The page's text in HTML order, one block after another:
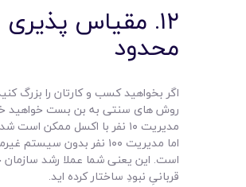
۱۲. مقیاس پذیری
محدود
اگر بخواهید کسب و کارتان را بزرگ
روش های سنتی به بن بست خواهید
مدیریت ۱۰ نفر با اکسل ممکن
اما مدیریت ۱۰۰ نفر بدون سیستم
است. این یعنی شما عملا رشد سازمان
قربانیِ نبودِ ساختار کرده اید.